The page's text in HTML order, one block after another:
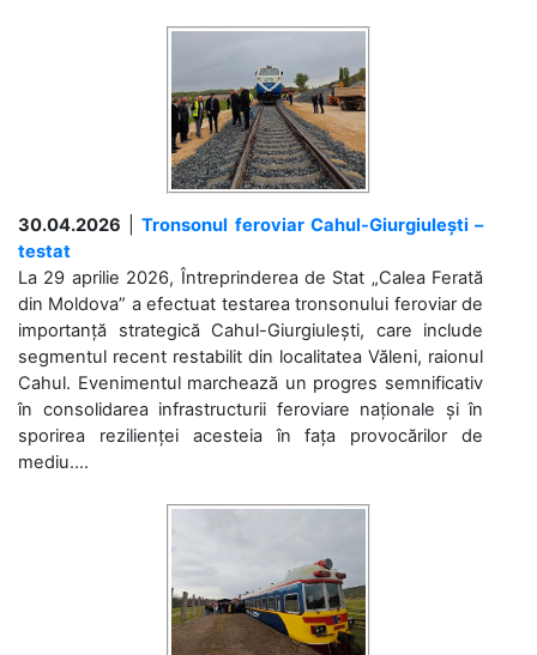
30.04.2026 |Tronsonul feroviar Cahul-Giurgiulești –
testat
La 29 aprilie 2026, Întreprinderea de Stat „Calea Ferată
din Moldova” a efectuat testarea tronsonului feroviar de
importanță strategică Cahul-Giurgiulești, care include
segmentul recent restabilit din localitatea Văleni, raionul
Cahul. Evenimentul marchează un progres semnificativ
în consolidarea infrastructurii feroviare naționale și în
sporirea rezilienței acesteia în fața provocărilor de
mediu....